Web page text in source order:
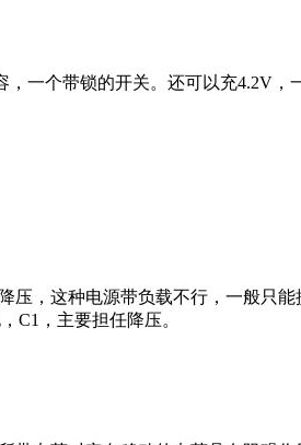
一个带锁的开关。还可以充4.2V，
压，这种电源带负载不行，一般只
C1，主要担任降压。